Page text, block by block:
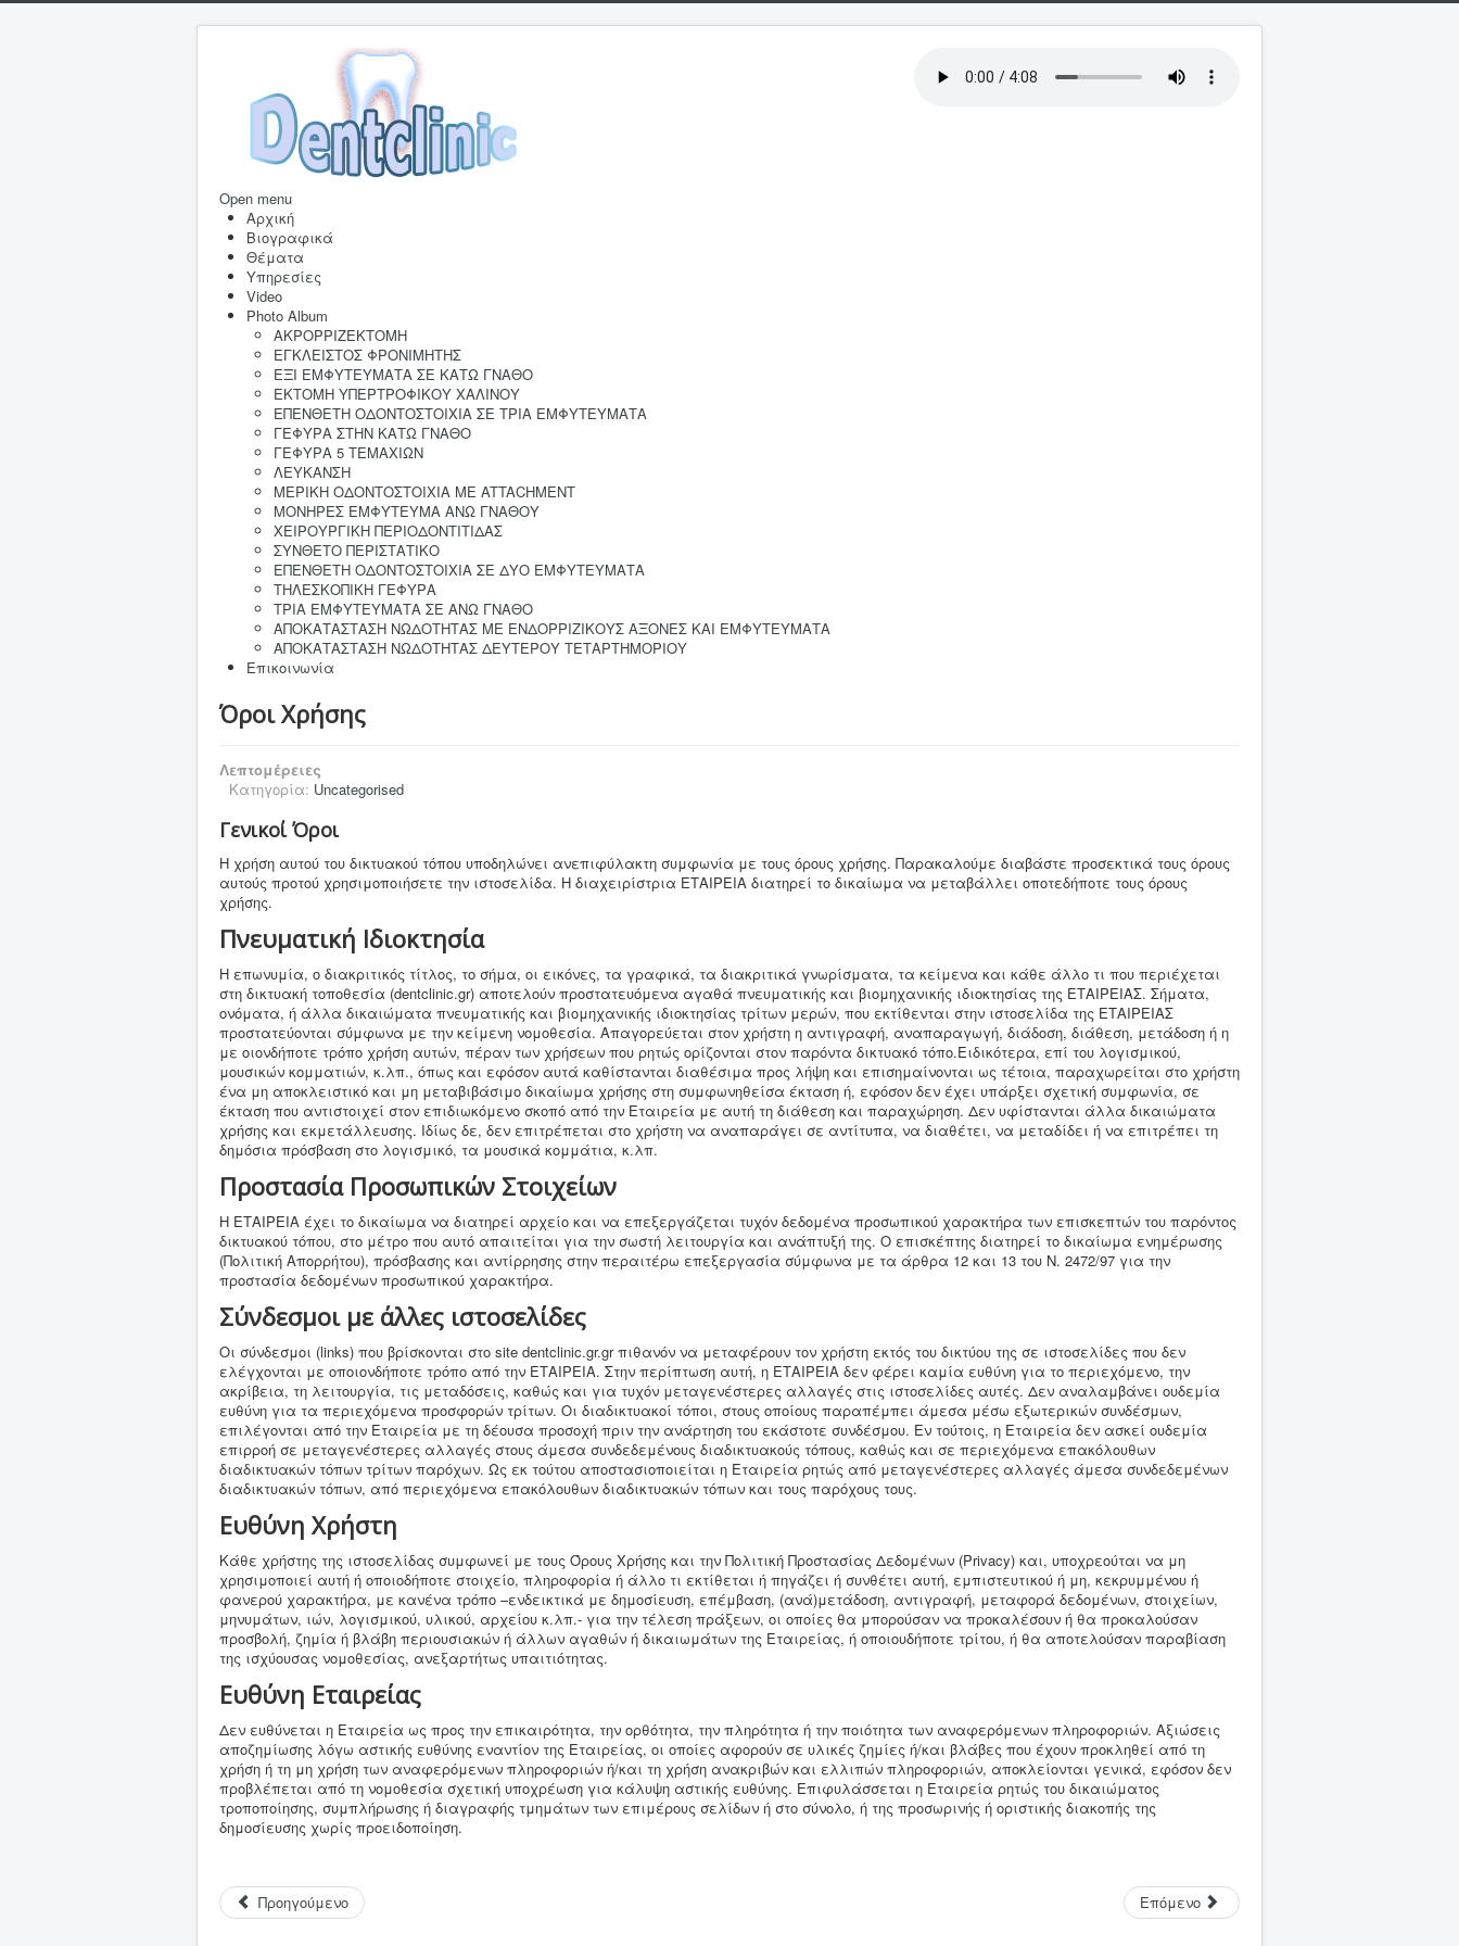
Open menu
Αρχική
Βιογραφικά
Θέματα
Υπηρεσίες
Video
Photo Album
AKΡΟΡΡΙΖΕΚΤΟΜΗ
ΕΓΚΛΕΙΣΤΟΣ ΦΡΟΝΙΜΗΤΗΣ
ΕΞΙ ΕΜΦΥΤΕΥΜΑΤΑ ΣΕ ΚΑΤΩ ΓΝΑΘΟ
ΕΚΤΟΜΗ ΥΠΕΡΤΡΟΦΙΚΟΥ ΧΑΛΙΝΟΥ
ΕΠΕΝΘΕΤΗ ΟΔΟΝΤΟΣΤΟΙΧΙΑ ΣΕ ΤΡΙΑ ΕΜΦΥΤΕΥΜΑΤΑ
ΓΕΦΥΡΑ ΣΤΗΝ ΚΑΤΩ ΓΝΑΘΟ
ΓΕΦΥΡΑ 5 ΤΕΜΑΧΙΩΝ
ΛΕΥΚΑΝΣΗ
ΜΕΡΙΚΗ ΟΔΟΝΤΟΣΤΟΙΧΙΑ ΜΕ ATTACHMENT
ΜΟΝΗΡΕΣ ΕΜΦΥΤΕΥΜΑ ΑΝΩ ΓΝΑΘΟΥ
ΧΕΙΡΟΥΡΓΙΚΗ ΠΕΡΙΟΔΟΝΤΙΤΙΔΑΣ
ΣΥΝΘΕΤΟ ΠΕΡΙΣΤΑΤΙΚΟ
ΕΠΕΝΘΕΤΗ ΟΔΟΝΤΟΣΤΟΙΧΙΑ ΣΕ ΔΥΟ ΕΜΦΥΤΕΥΜΑΤΑ
ΤΗΛΕΣΚΟΠΙΚΗ ΓΕΦΥΡΑ
ΤΡΙΑ ΕΜΦΥΤΕΥΜΑΤΑ ΣΕ ΑΝΩ ΓΝΑΘΟ
ΑΠΟΚΑΤΑΣΤΑΣΗ ΝΩΔΟΤΗΤΑΣ ΜΕ ΕΝΔΟΡΡΙΖΙΚΟΥΣ ΑΞΟΝΕΣ ΚΑΙ ΕΜΦΥΤΕΥΜΑΤΑ
ΑΠΟΚΑΤΑΣΤΑΣΗ ΝΩΔΟΤΗΤΑΣ ΔΕΥΤΕΡΟΥ ΤΕΤΑΡΤΗΜΟΡΙΟΥ
Επικοινωνία
Όροι Χρήσης
Λεπτομέρειες
Κατηγορία: Uncategorised
Γενικοί Όροι
Η χρήση αυτού του δικτυακού τόπου υποδηλώνει ανεπιφύλακτη συμφωνία με τους όρους χρήσης. Παρακαλούμε διαβάστε προσεκτικά τους όρους
αυτούς προτού χρησιμοποιήσετε την ιστοσελίδα. Η διαχειρίστρια ΕΤΑΙΡΕΙΑ διατηρεί το δικαίωμα να μεταβάλλει οποτεδήποτε τους όρους
χρήσης.
Πνευματική Ιδιοκτησία
Η επωνυμία, ο διακριτικός τίτλος, το σήμα, οι εικόνες, τα γραφικά, τα διακριτικά γνωρίσματα, τα κείμενα και κάθε άλλο τι που περιέχεται
στη δικτυακή τοποθεσία (dentclinic.gr) αποτελούν προστατευόμενα αγαθά πνευματικής και βιομηχανικής ιδιοκτησίας της ΕΤΑΙΡΕΙΑΣ. Σήματα,
ονόματα, ή άλλα δικαιώματα πνευματικής και βιομηχανικής ιδιοκτησίας τρίτων μερών, που εκτίθενται στην ιστοσελίδα της ΕΤΑΙΡΕΙΑΣ
προστατεύονται σύμφωνα με την κείμενη νομοθεσία. Απαγορεύεται στον χρήστη η αντιγραφή, αναπαραγωγή, διάδοση, διάθεση, μετάδοση ή η
με οιονδήποτε τρόπο χρήση αυτών, πέραν των χρήσεων που ρητώς ορίζονται στον παρόντα δικτυακό τόπο.Ειδικότερα, επί του λογισμικού,
μουσικών κομματιών, κ.λπ., όπως και εφόσον αυτά καθίστανται διαθέσιμα προς λήψη και επισημαίνονται ως τέτοια, παραχωρείται στο χρήστη
ένα μη αποκλειστικό και μη μεταβιβάσιμο δικαίωμα χρήσης στη συμφωνηθείσα έκταση ή, εφόσον δεν έχει υπάρξει σχετική συμφωνία, σε
έκταση που αντιστοιχεί στον επιδιωκόμενο σκοπό από την Εταιρεία με αυτή τη διάθεση και παραχώρηση. Δεν υφίστανται άλλα δικαιώματα
χρήσης και εκμετάλλευσης. Ιδίως δε, δεν επιτρέπεται στο χρήστη να αναπαράγει σε αντίτυπα, να διαθέτει, να μεταδίδει ή να επιτρέπει τη
δημόσια πρόσβαση στο λογισμικό, τα μουσικά κομμάτια, κ.λπ.
Προστασία Προσωπικών Στοιχείων
Η ΕΤΑΙΡΕΙΑ έχει το δικαίωμα να διατηρεί αρχείο και να επεξεργάζεται τυχόν δεδομένα προσωπικού χαρακτήρα των επισκεπτών του παρόντος
δικτυακού τόπου, στο μέτρο που αυτό απαιτείται για την σωστή λειτουργία και ανάπτυξή της. Ο επισκέπτης διατηρεί το δικαίωμα ενημέρωσης
(Πολιτική Απορρήτου), πρόσβασης και αντίρρησης στην περαιτέρω επεξεργασία σύμφωνα με τα άρθρα 12 και 13 του Ν. 2472/97 για την
προστασία δεδομένων προσωπικού χαρακτήρα.
Σύνδεσμοι με άλλες ιστοσελίδες
Οι σύνδεσμοι (links) που βρίσκονται στο site dentclinic.gr.gr πιθανόν να μεταφέρουν τον χρήστη εκτός του δικτύου της σε ιστοσελίδες που δεν
ελέγχονται με οποιονδήποτε τρόπο από την ΕΤΑΙΡΕΙΑ. Στην περίπτωση αυτή, η ΕΤΑΙΡΕΙΑ δεν φέρει καμία ευθύνη για το περιεχόμενο, την
ακρίβεια, τη λειτουργία, τις μεταδόσεις, καθώς και για τυχόν μεταγενέστερες αλλαγές στις ιστοσελίδες αυτές. Δεν αναλαμβάνει ουδεμία
ευθύνη για τα περιεχόμενα προσφορών τρίτων. Οι διαδικτυακοί τόποι, στους οποίους παραπέμπει άμεσα μέσω εξωτερικών συνδέσμων,
επιλέγονται από την Εταιρεία με τη δέουσα προσοχή πριν την ανάρτηση του εκάστοτε συνδέσμου. Εν τούτοις, η Εταιρεία δεν ασκεί ουδεμία
επιρροή σε μεταγενέστερες αλλαγές στους άμεσα συνδεδεμένους διαδικτυακούς τόπους, καθώς και σε περιεχόμενα επακόλουθων
διαδικτυακών τόπων τρίτων παρόχων. Ως εκ τούτου αποστασιοποιείται η Εταιρεία ρητώς από μεταγενέστερες αλλαγές άμεσα συνδεδεμένων
διαδικτυακών τόπων, από περιεχόμενα επακόλουθων διαδικτυακών τόπων και τους παρόχους τους.
Ευθύνη Χρήστη
Κάθε χρήστης της ιστοσελίδας συμφωνεί με τους Όρους Χρήσης και την Πολιτική Προστασίας Δεδομένων (Privacy) και, υποχρεούται να μη
χρησιμοποιεί αυτή ή οποιοδήποτε στοιχείο, πληροφορία ή άλλο τι εκτίθεται ή πηγάζει ή συνθέτει αυτή, εμπιστευτικού ή μη, κεκρυμμένου ή
φανερού χαρακτήρα, με κανένα τρόπο –ενδεικτικά με δημοσίευση, επέμβαση, (ανά)μετάδοση, αντιγραφή, μεταφορά δεδομένων, στοιχείων,
μηνυμάτων, ιών, λογισμικού, υλικού, αρχείου κ.λπ.- για την τέλεση πράξεων, οι οποίες θα μπορούσαν να προκαλέσουν ή θα προκαλούσαν
προσβολή, ζημία ή βλάβη περιουσιακών ή άλλων αγαθών ή δικαιωμάτων της Εταιρείας, ή οποιουδήποτε τρίτου, ή θα αποτελούσαν παραβίαση
της ισχύουσας νομοθεσίας, ανεξαρτήτως υπαιτιότητας.
Ευθύνη Εταιρείας
Δεν ευθύνεται η Εταιρεία ως προς την επικαιρότητα, την ορθότητα, την πληρότητα ή την ποιότητα των αναφερόμενων πληροφοριών. Αξιώσεις
αποζημίωσης λόγω αστικής ευθύνης εναντίον της Εταιρείας, οι οποίες αφορούν σε υλικές ζημίες ή/και βλάβες που έχουν προκληθεί από τη
χρήση ή τη μη χρήση των αναφερόμενων πληροφοριών ή/και τη χρήση ανακριβών και ελλιπών πληροφοριών, αποκλείονται γενικά, εφόσον δεν
προβλέπεται από τη νομοθεσία σχετική υποχρέωση για κάλυψη αστικής ευθύνης. Επιφυλάσσεται η Εταιρεία ρητώς του δικαιώματος
τροποποίησης, συμπλήρωσης ή διαγραφής τμημάτων των επιμέρους σελίδων ή στο σύνολο, ή της προσωρινής ή οριστικής διακοπής της
δημοσίευσης χωρίς προειδοποίηση.
Προηγούμενο Επόμενο